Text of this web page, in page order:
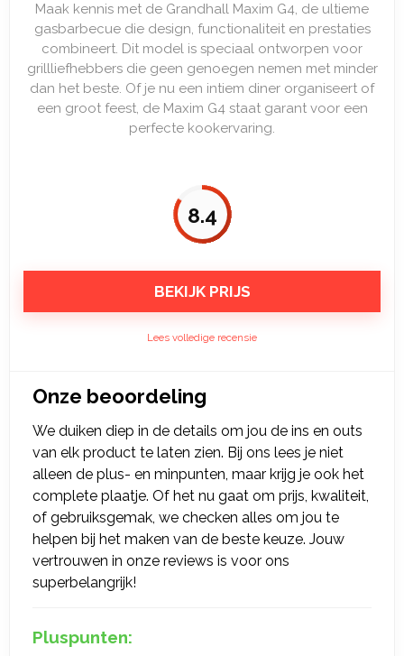
Maak kennis met de Grandhall Maxim G4, de ultieme
gasbarbecue die design, functionaliteit en prestaties
combineert. Dit model is speciaal ontworpen voor
grillliefhebbers die geen genoegen nemen met minder
dan het beste. Of je nu een intiem diner organiseert of
een groot feest, de Maxim G4 staat garant voor een
perfecte kookervaring.
8.4
BEKIJK PRIJS
Lees volledige recensie
Onze beoordeling
We duiken diep in de details om jou de ins en outs
van elk product te laten zien. Bij ons lees je niet
alleen de plus- en minpunten, maar krijg je ook het
complete plaatje. Of het nu gaat om prijs, kwaliteit,
of gebruiksgemak, we checken alles om jou te
helpen bij het maken van de beste keuze. Jouw
vertrouwen in onze reviews is voor ons
superbelangrijk!
Pluspunten: